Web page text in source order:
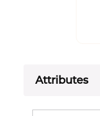
Attributes